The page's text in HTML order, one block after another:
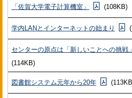
「佐賀大学電子計算機室」 (108KB)
学内LANとインターネットの始まり
センターの原点は「新しいことへの挑戦
(114KB)
図書館システム元年から20年